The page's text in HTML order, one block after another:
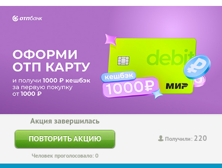
Получили: 220
Акция завершилась
ПОВТОРИТЬ АКЦИЮ
Человек проголосовало: 0